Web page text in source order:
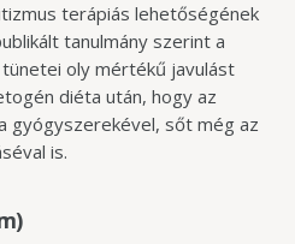
terápiás lehetőségének
tanulmány szerint a
oly mértékű javulást
diéta után, hogy az
gyógyszerekével, sőt még az
is.